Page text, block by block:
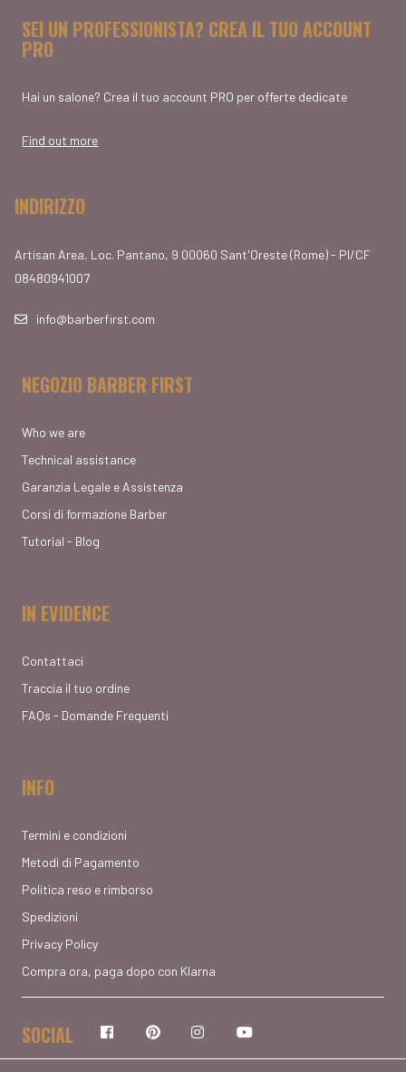
SEI UN PROFESSIONISTA? CREA IL TUO ACCOUNT
PRO
Hai un salone? Crea il tuo account PRO per offerte dedicate
Find out more
INDIRIZZO
Artisan Area, Loc. Pantano, 9 00060 Sant'Oreste (Rome) - PI/CF
08480941007
info@barberfirst.com
NEGOZIO BARBER FIRST
Who we are
Technical assistance
Garanzia Legale e Assistenza
Corsi di formazione Barber
Tutorial - Blog
IN EVIDENCE
Contattaci
Traccia il tuo ordine
FAQs - Domande Frequenti
INFO
Termini e condizioni
Metodi di Pagamento
Politica reso e rimborso
Spedizioni
Privacy Policy
Compra ora, paga dopo con Klarna
SOCIAL FacebookPinterestInstagram